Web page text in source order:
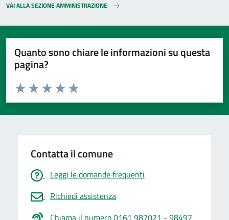
VAI ALLA SEZIONE AMMINISTRAZIONE
Quanto sono chiare le informazioni su questa
pagina?
Valuta da 1 a 5 stelle la pagina
Valuta 5 stelle su 5
Valuta 4 stelle su 5
Valuta 3 stelle su 5
Valuta 2 stelle su 5
Valuta 1 stelle su 5
Contatta il comune
Leggi le domande frequenti
Richiedi assistenza
Chiama il numero 0161 987021 - 98497